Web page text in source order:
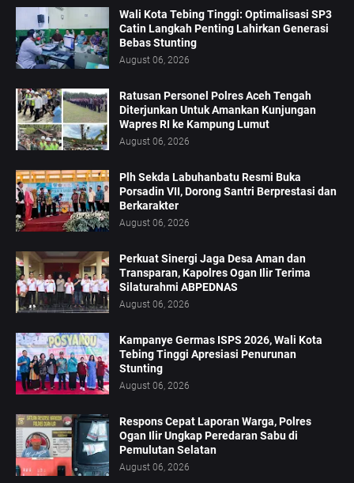
Wali Kota Tebing Tinggi: Optimalisasi SP3
Catin Langkah Penting Lahirkan Generasi
Bebas Stunting
August 06, 2026
Ratusan Personel Polres Aceh Tengah
Diterjunkan Untuk Amankan Kunjungan
Wapres RI ke Kampung Lumut
August 06, 2026
Plh Sekda Labuhanbatu Resmi Buka
Porsadin VII, Dorong Santri Berprestasi dan
Berkarakter
August 06, 2026
Perkuat Sinergi Jaga Desa Aman dan
Transparan, Kapolres Ogan Ilir Terima
Silaturahmi ABPEDNAS
August 06, 2026
Kampanye Germas ISPS 2026, Wali Kota
Tebing Tinggi Apresiasi Penurunan
Stunting
August 06, 2026
Respons Cepat Laporan Warga, Polres
Ogan Ilir Ungkap Peredaran Sabu di
Pemulutan Selatan
August 06, 2026